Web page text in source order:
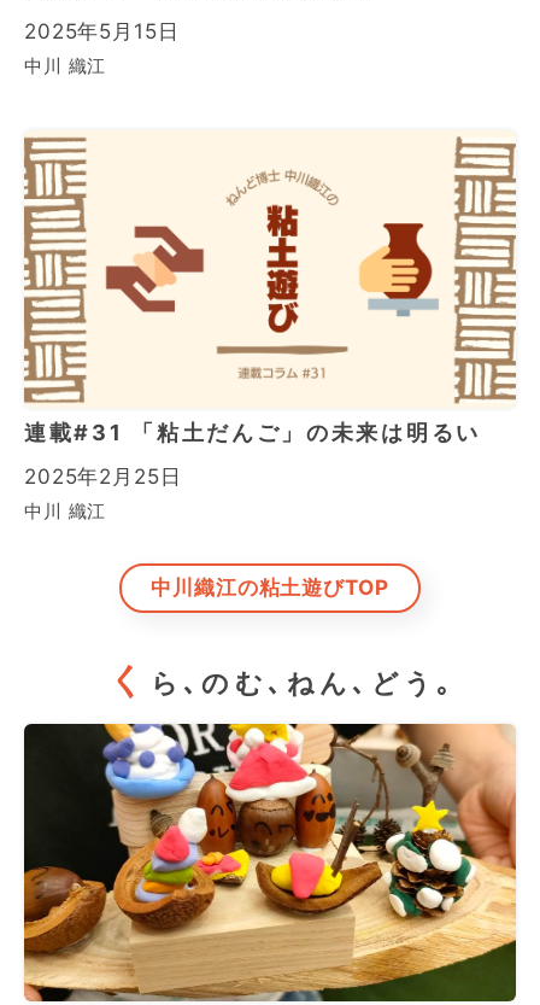
2025年5月15日
中川 織江
連載#31 「粘土だんご」の未来は明るい
2025年2月25日
中川 織江
中川織江の粘土遊びTOP
く ら､のむ､ねん､どう｡